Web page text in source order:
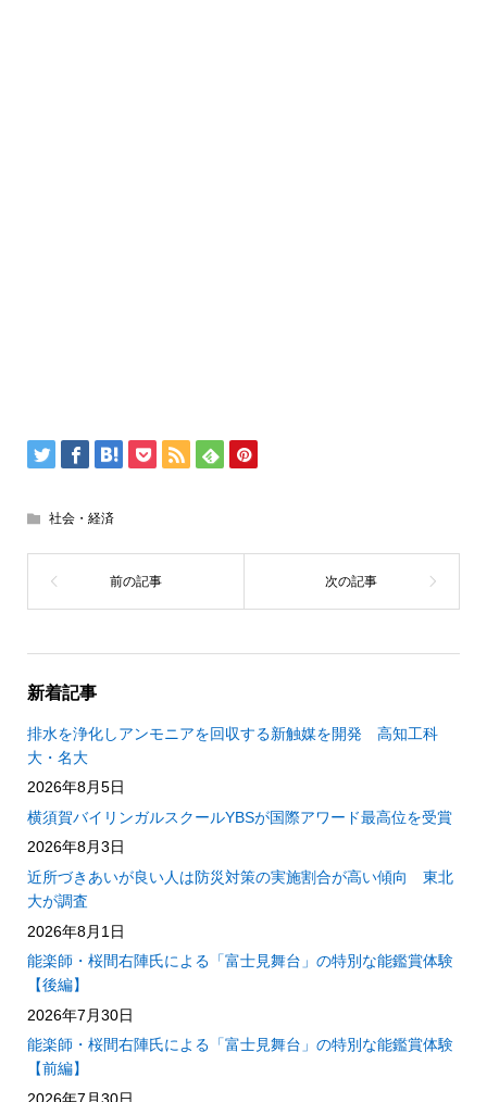
社会・経済
新着記事
排水を浄化しアンモニアを回収する新触媒を開発 高知工科
大・名大
2026年8月5日
横須賀バイリンガルスクールYBSが国際アワード最高位を受賞
2026年8月3日
近所づきあいが良い人は防災対策の実施割合が高い傾向 東北
大が調査
2026年8月1日
能楽師・桜間右陣氏による「富士見舞台」の特別な能鑑賞体験
【後編】
2026年7月30日
能楽師・桜間右陣氏による「富士見舞台」の特別な能鑑賞体験
【前編】